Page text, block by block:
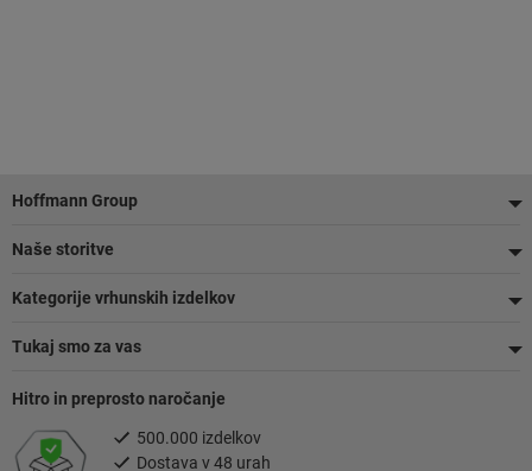
Noga
Hoffmann Group
Naše storitve
Kategorije vrhunskih izdelkov
Tukaj smo za vas
Hitro in preprosto naročanje
500.000 izdelkov
Dostava v 48 urah